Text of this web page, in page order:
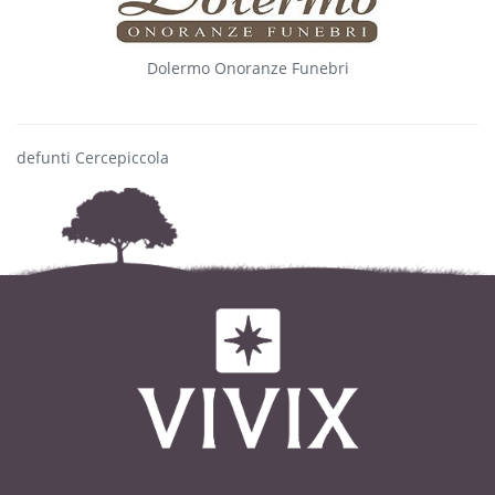
Dolermo Onoranze Funebri
defunti Cercepiccola